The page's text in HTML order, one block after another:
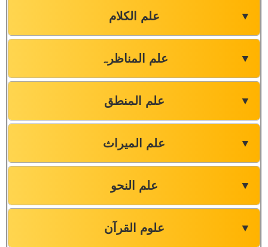
علم الکلام ▼
علم المناظرہ ▼
علم المنطق ▼
علم المیراث ▼
علم النحو ▼
علوم القرآن ▼